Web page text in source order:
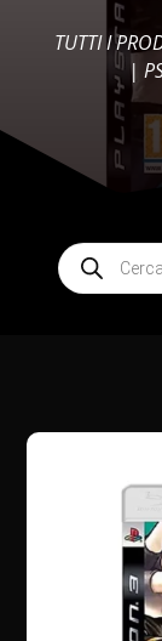
TUTTI I
|
Products
search